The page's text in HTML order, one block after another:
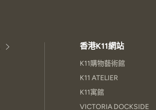
香港K11網站
K11購物藝術館
K11 ATELIER
K11寓館
VICTORIA DOCKSIDE